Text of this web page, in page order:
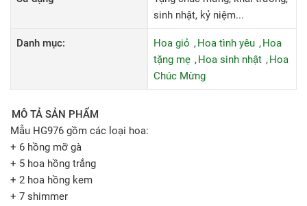
sinh nhật, kỷ niệm...
Danh mục: Hoa giỏ Hoa tình yêu
Hoa
tặng mẹ
Hoa sinh nhật
Hoa
Chúc Mừng
MÔ TẢ SẢN PHẨM
Mẫu HG976 gồm các loại hoa:
+ 6 hồng mỡ gà
+ 5 hoa hồng trắng
+ 2 hoa hồng kem
+ 7 shimmer